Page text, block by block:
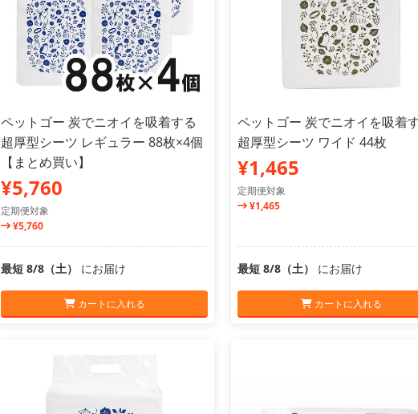
ペットゴー 炭でニオイを吸着する
超厚型シーツ レギュラー 88枚×4個
【まとめ買い】
¥5,760
定期便対象
¥5,760
最短 8/8（土） にお届け
カートに入れる
ペットゴー 炭でニオイを吸着
超厚型シーツ ワイド 44枚
¥1,465
定期便対象
¥1,465
最短 8/8（土） にお届け
カートに入れる